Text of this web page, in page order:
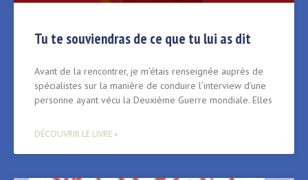
Tu te souviendras de ce que tu lui as dit
Avant de la rencontrer, je m’étais renseignée auprès de
spécialistes sur la manière de conduire l’interview d’une
personne ayant vécu la Deuxième Guerre mondiale. Elles
DÉCOUVRIR LE LIVRE »